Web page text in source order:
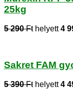
25kg
5 290 Fthelyett4
Sakret FAM
5 390 Fthelyett4